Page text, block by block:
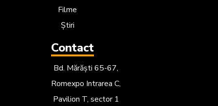
Filme
Știri
Contact
Bd. Mărăști 65-67,
Romexpo Intrarea C,
Pavilion T, sector 1